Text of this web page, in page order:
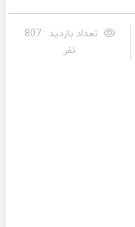
تعداد بازدید : 807
نفر